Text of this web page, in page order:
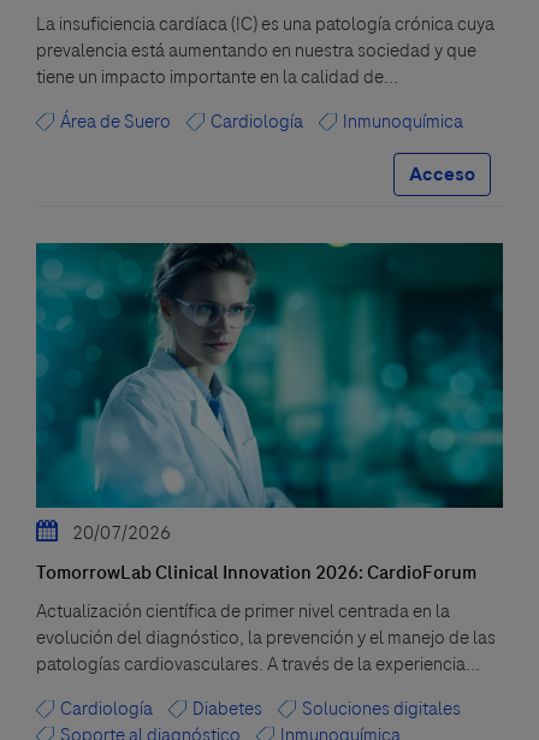
La insuficiencia cardíaca (IC) es una patología crónica cuya
prevalencia está aumentando en nuestra sociedad y que
tiene un impacto importante en la calidad de...
Área de Suero
Cardiología
Inmunoquímica
Acceso
20/07/2026
TomorrowLab Clinical Innovation 2026: CardioForum
Actualización científica de primer nivel centrada en la
evolución del diagnóstico, la prevención y el manejo de las
patologías cardiovasculares. A través de la experiencia...
Cardiología
Diabetes
Soluciones digitales